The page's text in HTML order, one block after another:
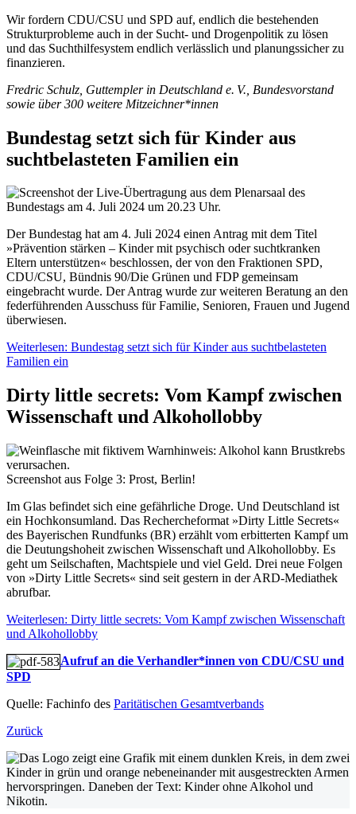
Wir fordern CDU/CSU und SPD auf, endlich die bestehenden
Strukturprobleme auch in der Sucht- und Drogenpolitik zu lösen
und das Suchthilfesystem endlich verlässlich und planungssicher zu
finanzieren.
Fredric Schulz, Guttempler in Deutschland e. V., Bundesvorstand
sowie über 300 weitere Mitzeichner*innen
Bundestag setzt sich für Kinder aus
suchtbelasteten Familien ein
Der Bundestag hat am 4. Juli 2024 einen Antrag mit dem Titel
»Prävention stärken – Kinder mit psychisch oder suchtkranken
Eltern unterstützen« beschlossen, der von den Fraktionen SPD,
CDU/CSU, Bündnis 90/Die Grünen und FDP gemeinsam
eingebracht wurde. Der Antrag wurde zur weiteren Beratung an den
federführenden Ausschuss für Familie, Senioren, Frauen und Jugend
überwiesen.
Weiterlesen: Bundestag setzt sich für Kinder aus suchtbelasteten
Familien ein
Dirty little secrets: Vom Kampf zwischen
Wissenschaft und Alkohollobby
Screenshot aus Folge 3: Prost, Berlin!
Im Glas befindet sich eine gefährliche Droge. Und Deutschland ist
ein Hochkonsumland. Das Rechercheformat »Dirty Little Secrets«
des Bayerischen Rundfunks (BR) erzählt vom erbitterten Kampf um
die Deutungshoheit zwischen Wissenschaft und Alkohollobby. Es
geht um Seilschaften, Machtspiele und viel Geld. Drei neue Folgen
von »Dirty Little Secrets« sind seit gestern in der ARD-Mediathek
abrufbar.
Weiterlesen: Dirty little secrets: Vom Kampf zwischen Wissenschaft
und Alkohollobby
Aufruf an die Verhandler*innen von CDU/CSU und
SPD
Quelle: Fachinfo des Paritätischen Gesamtverbands
Zurück